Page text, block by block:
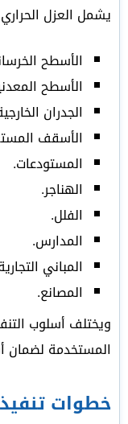
يشمل العزل
الأسطح
الأسطح
الجدران
الأسقف
المستودعات.
الهناجر.
الفلل.
المدارس.
المباني
المصانع.
ويختلف أسلوب
المستخدمة لضمان
خطوات